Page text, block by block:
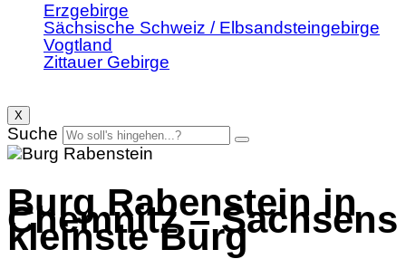
Erzgebirge
Sächsische Schweiz / Elbsandsteingebirge
Vogtland
Zittauer Gebirge
X
Suche
Burg Rabenstein in
Chemnitz – Sachsens
kleinste Burg